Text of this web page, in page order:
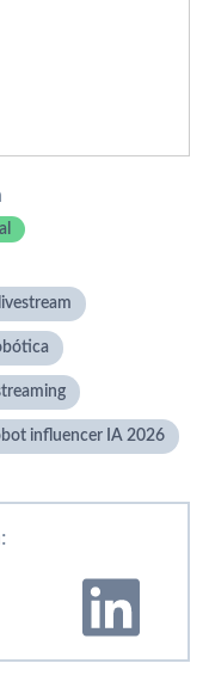
influencer IA 2026